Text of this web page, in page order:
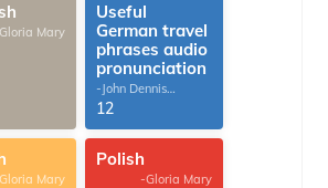
Mary
Useful
German travel
phrases audio
pronunciation
-John Dennis
G.Thomas
12
Mary
Polish
-Gloria Mary